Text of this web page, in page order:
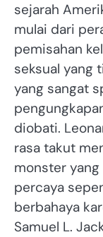
sejarah
mulai dari
pemisahan
seksual yang
yang sangat
diobati.
rasa takut
monster
percaya
berbahaya
Samuel L.